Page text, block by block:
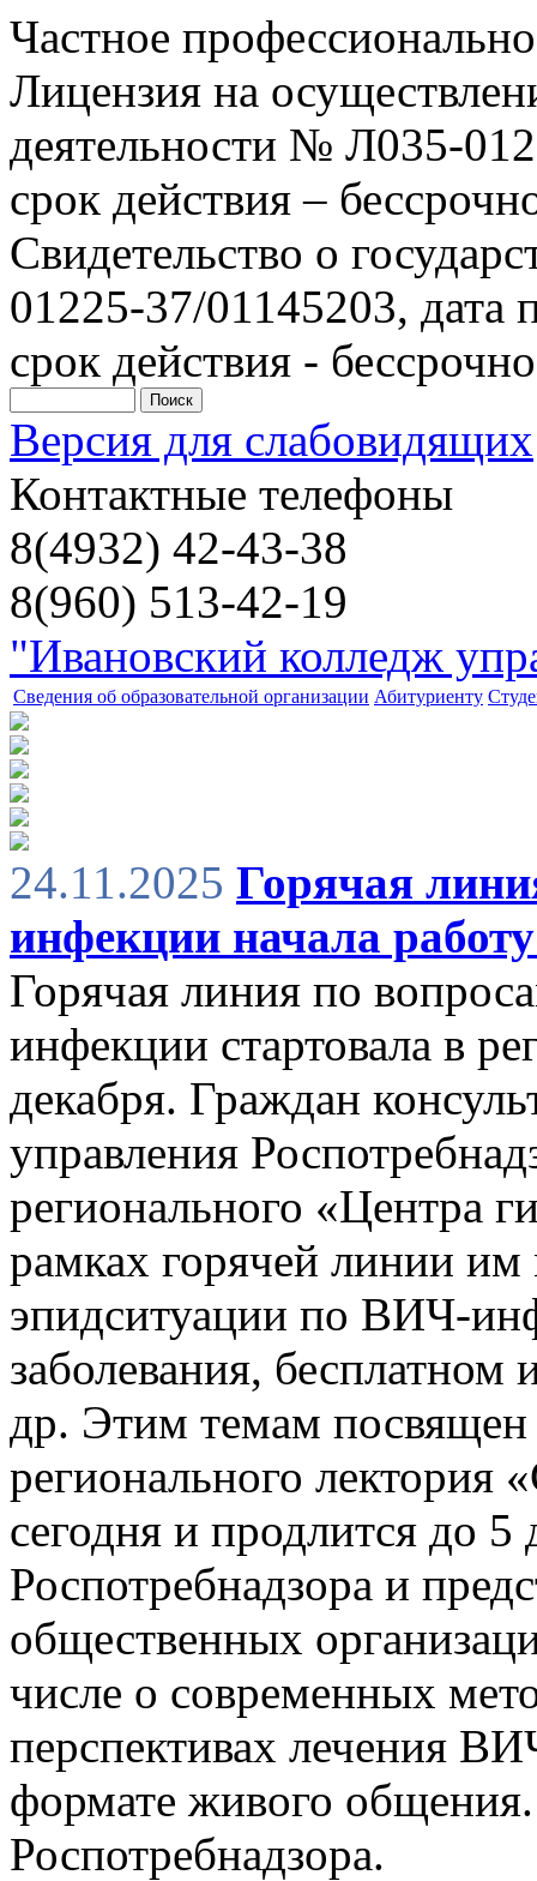
Частное
Лицензия на
деятельности № Л035-
срок действия –
Свидетельство о
01225-37/01145203, дата
срок действия - бессрочно
Версия для слабовидящих
Контактные телефоны
8(4932) 42-43-38
8(960) 513-42-19
"Ивановский колледж
Сведения об образовательной организации Абитуриенту
24.11.2025 Горячая
инфекции начала
Горячая линия по
инфекции стартовала в
декабря. Граждан
управления
регионального «Центра
рамках горячей линии
эпидситуации по ВИЧ-
заболевания,
др. Этим темам посвящен
регионального лектория
сегодня и продлится до 5
Роспотребнадзора и
общественных
числе о современных
перспективах лечения
формате живого
Роспотребнадзора.